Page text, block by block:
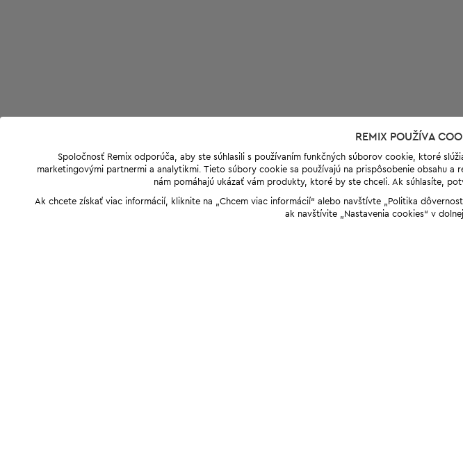
REMIX POUŽÍVA
Spoločnosť Remix odporúča, aby ste súhlasili s používaním funkčných súborov cookie, ktoré
marketingovými partnermi a analytikmi. Tieto súbory cookie sa používajú na prispôsobenie obsahu
nám pomáhajú ukázať vám produkty, ktoré by ste chceli. Ak súhlasíte,
Ak chcete získať viac informácií, kliknite na „Chcem viac informácií“ alebo navštívte „Politika
ak navštívite „Nastavenia cookies“ v